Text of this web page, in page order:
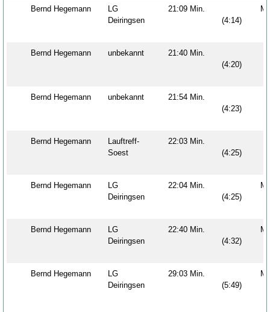
Bernd Hegemann
LG
Deiringsen
21:09 Min.
(4:14)
Bernd Hegemann unbekannt
21:40 Min.
(4:20)
Bernd Hegemann unbekannt
21:54 Min.
(4:23)
Bernd Hegemann
Lauftreff-
Soest
22:03 Min.
(4:25)
Bernd Hegemann
LG
Deiringsen
22:04 Min.
(4:25)
Bernd Hegemann
LG
Deiringsen
22:40 Min.
(4:32)
Bernd Hegemann
LG
Deiringsen
29:03 Min.
(5:49)